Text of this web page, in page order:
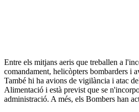
Entre els mitjans aeris que treballen a
comandament, helicòpters bombarders i
També hi ha avions de vigilància i atac
Alimentació i està previst que se
administració. A més, els Bombers han